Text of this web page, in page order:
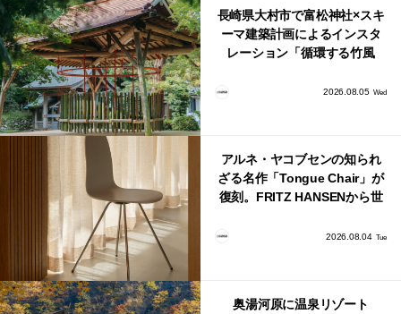
長崎県大村市で富松神社×スキ
ーマ建築計画によるインスタ
レーション「循環する竹風
2026.08.05 Wed
アルネ・ヤコブセンの知られ
ざる名作「Tongue Chair」が
復刻。FRITZ HANSENから世
2026.08.04 Tue
奥湯河原に温泉リゾート